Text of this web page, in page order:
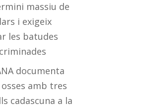
massiu de
i exigeix
les batudes
documenta
amb tres
cadascuna a la